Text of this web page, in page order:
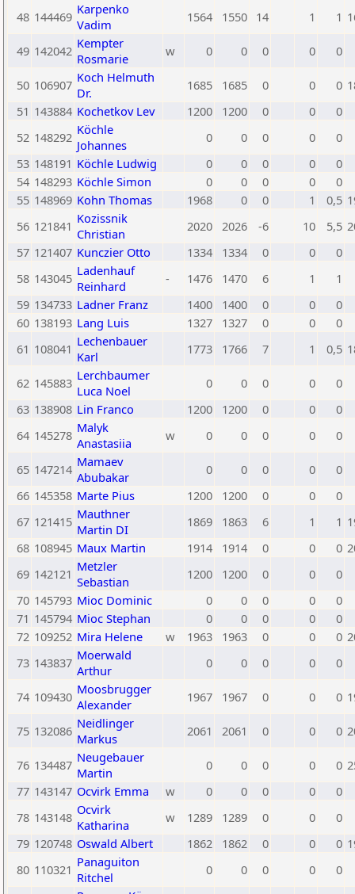
48 144469 Karpenko
Vadim
1564 1550 14 1 1
49 142042 Kempter
Rosmarie
w 0 0 0 0 0
50 106907 Koch Helmuth
Dr.
1685 1685 0 0 0
51 143884 Kochetkov Lev 1200 1200 0 0
0
52 148292 Köchle
Johannes
0 0 0 0
0
53 148191 Köchle Ludwig 0 0 0 0
0
54 148293 Köchle Simon 0 0 0 0
0
55 148969 Kohn Thomas 1968 0 0 1 0,5
56 121841 Kozissnik
Christian
2020 2026 -6 10 5,5
57 121407 Kunczier Otto 1334 1334 0 0
0
58 143045 Ladenhauf
Reinhard
- 1476 1470 6 1
1
59 134733 Ladner Franz 1400 1400 0 0
0
60 138193 Lang Luis 1327 1327 0 0
0
61 108041 Lechenbauer
Karl
1773 1766 7 1 0,5
62 145883 Lerchbaumer
Luca Noel
0 0 0 0
0
63 138908 Lin Franco 1200 1200 0 0
0
64 145278 Malyk
Anastasiia
w 0 0 0 0 0
65 147214 Mamaev
Abubakar
0 0 0 0
0
66 145358 Marte Pius 1200 1200 0 0
0
67 121415 Mauthner
Martin DI
1869 1863 6 1 1
68 108945 Maux Martin 1914 1914 0 0 0
69 142121 Metzler
Sebastian
1200 1200 0 0
0
70 145793 Mioc Dominic 0 0 0 0
0
71 145794 Mioc Stephan 0 0 0 0
0
72 109252 Mira Helene w 1963 1963 0 0 0
73 143837 Moerwald
Arthur
0 0 0 0 0
74 109430 Moosbrugger
Alexander
1967 1967 0 0 0
75 132086 Neidlinger
Markus
2061 2061 0 0 0
76 134487 Neugebauer
Martin
0 0 0 0 0
77 143147 Ocvirk Emma w 0 0 0 0
0
78 143148 Ocvirk
Katharina
w 1289 1289 0 0
0
79 120748 Oswald Albert 1862 1862 0 0 0
80 110321 Panaguiton
Ritchel
0 0 0 0
0